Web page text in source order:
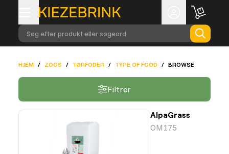
Søg efter produkt eller søgeord
HJEM / ZOOS / TØRFODER / TYPE OF FOOD / BROWSE
Filtrer
AlpaGrass
OM175